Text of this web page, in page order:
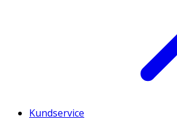
Kundservice